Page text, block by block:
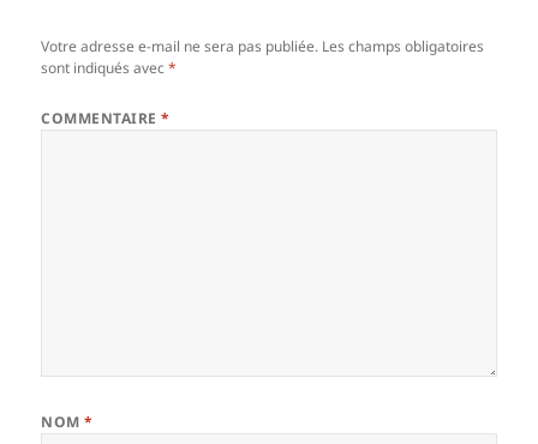
Votre adresse e-mail ne sera pas publiée. Les champs obligatoires
sont indiqués avec*
COMMENTAIRE*
NOM*